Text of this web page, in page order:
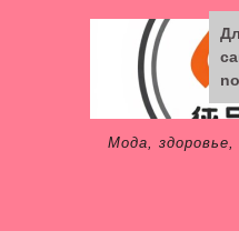
Мода, здоровье,